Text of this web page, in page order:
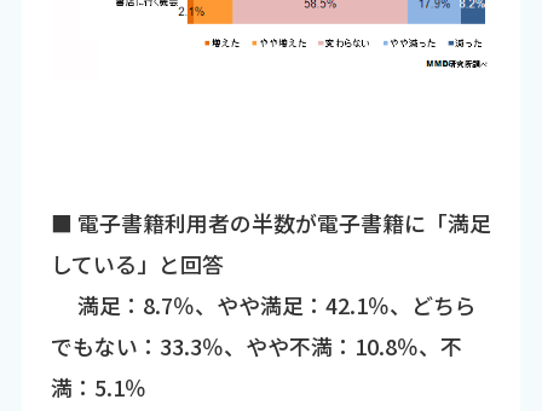
■ 電子書籍利用者の半数が電子書籍に「満足
している」と回答
満足：8.7％、やや満足：42.1％、どちら
でもない：33.3％、やや不満：10.8％、不
満：5.1％